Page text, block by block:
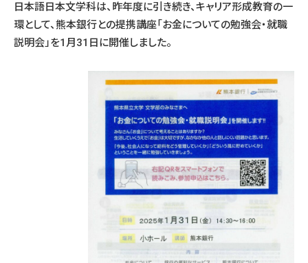
日本語日本文学科は、昨年度に引き続き、キャリア形成教育の一
環として、熊本銀行との提携講座「お金についての勉強会・就職
説明会」を1月31日に開催しました。